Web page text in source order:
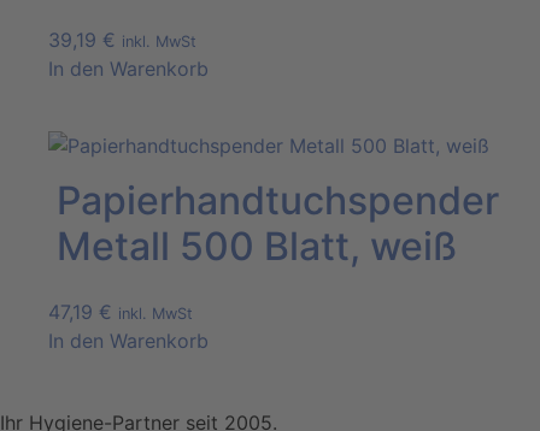
39,19 € inkl. MwSt
In den Warenkorb
Papierhandtuchspender
Metall 500 Blatt, weiß
47,19 € inkl. MwSt
In den Warenkorb
Ihr Hygiene-Partner seit 2005.